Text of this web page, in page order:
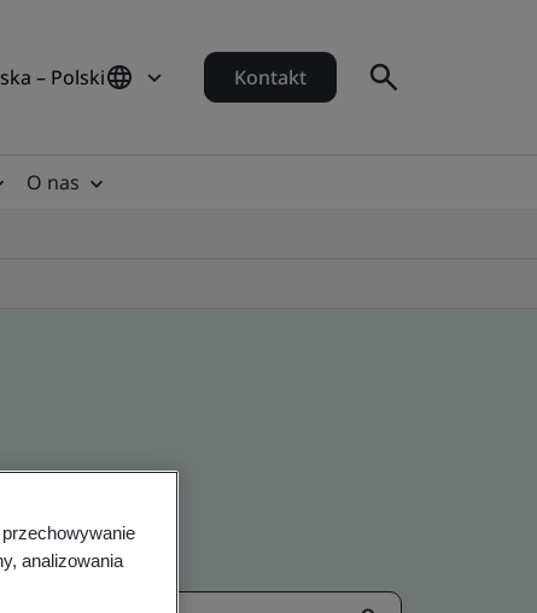
– Polski Kontakt
O nas
analizowania